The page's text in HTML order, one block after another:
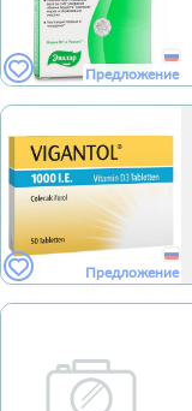
Предложение
Предложение